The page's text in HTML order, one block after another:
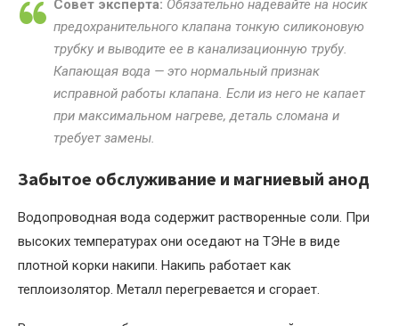
Совет эксперта: Обязательно надевайте на носик
предохранительного клапана тонкую силиконовую
трубку и выводите ее в канализационную трубу.
Капающая вода — это нормальный признак
исправной работы клапана. Если из него не капает
при максимальном нагреве, деталь сломана и
требует замены.
Забытое обслуживание и магниевый анод
Водопроводная вода содержит растворенные соли. При
высоких температурах они оседают на ТЭНе в виде
плотной корки накипи. Накипь работает как
теплоизолятор. Металл перегревается и сгорает.